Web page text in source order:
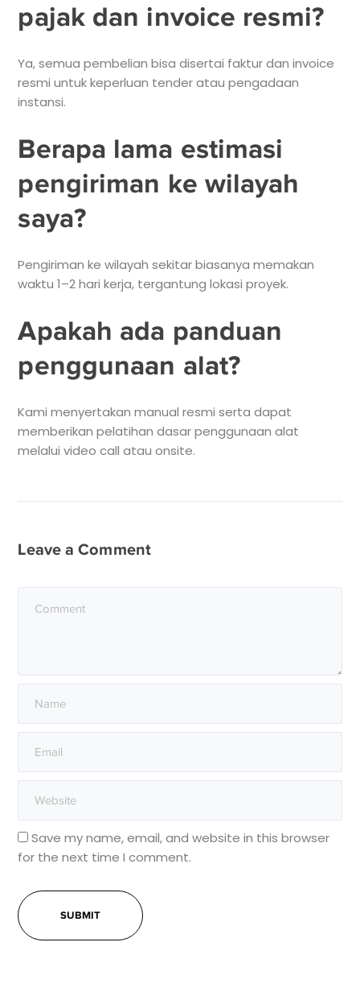
pajak dan invoice resmi?
Ya, semua pembelian bisa disertai faktur dan invoice
resmi untuk keperluan tender atau pengadaan
instansi.
Berapa lama estimasi
pengiriman ke wilayah
saya?
Pengiriman ke wilayah sekitar biasanya memakan
waktu 1–2 hari kerja, tergantung lokasi proyek.
Apakah ada panduan
penggunaan alat?
Kami menyertakan manual resmi serta dapat
memberikan pelatihan dasar penggunaan alat
melalui video call atau onsite.
Leave a Comment
Save my name, email, and website in this browser
for the next time I comment.